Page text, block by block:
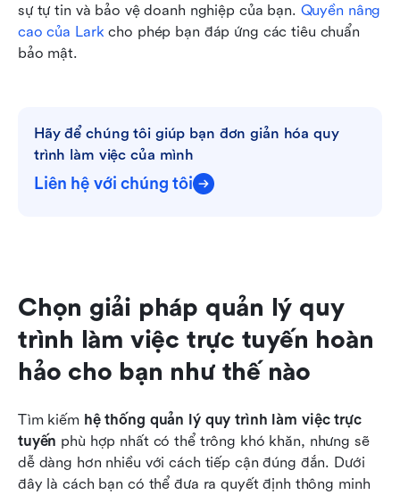
sự tự tin và bảo vệ doanh nghiệp của bạn. Quyền nâng
cao của Lark cho phép bạn đáp ứng các tiêu chuẩn
bảo mật.
Hãy để chúng tôi giúp bạn đơn giản hóa quy
trình làm việc của mình
Liên hệ với chúng tôi
Chọn giải pháp quản lý quy
trình làm việc trực tuyến hoàn
hảo cho bạn như thế nào
Tìm kiếm hệ thống quản lý quy trình làm việc trực
tuyến phù hợp nhất có thể trông khó khăn, nhưng sẽ
dễ dàng hơn nhiều với cách tiếp cận đúng đắn. Dưới
đây là cách bạn có thể đưa ra quyết định thông minh